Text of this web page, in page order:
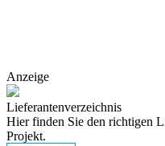
Anzeige
Lieferantenverzeichnis
Hier finden Sie den richtigen
Projekt.